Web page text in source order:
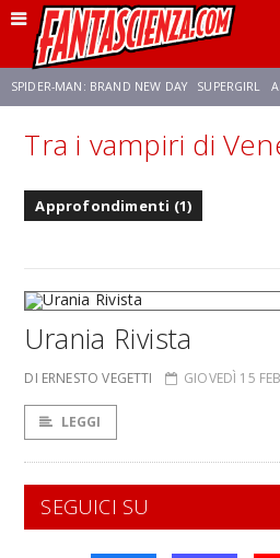
SPIDER-MAN: BRAND NEW DAY SUPERGIRL
FRANCO RICCIARDIELLO ZENDAYA STAR
Tra i vampiri di
Approfondimenti (1)
Urania Rivista
DI ERNESTO VEGETTI GIOVEDÌ 15
LEGGI
SEGUICI SU